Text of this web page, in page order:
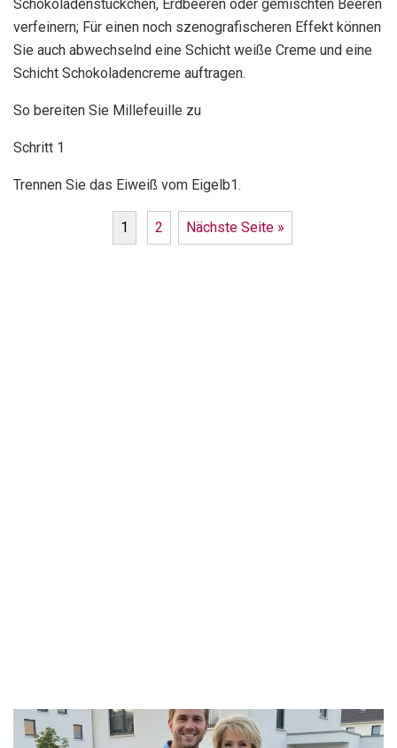
Schokoladenstückchen, Erdbeeren oder gemischten Beeren
verfeinern; Für einen noch szenografischeren Effekt können
Sie auch abwechselnd eine Schicht weiße Creme und eine
Schicht Schokoladencreme auftragen.
So bereiten Sie Millefeuille zu
Schritt 1
Trennen Sie das Eiweiß vom Eigelb1.
1 2 Nächste Seite »